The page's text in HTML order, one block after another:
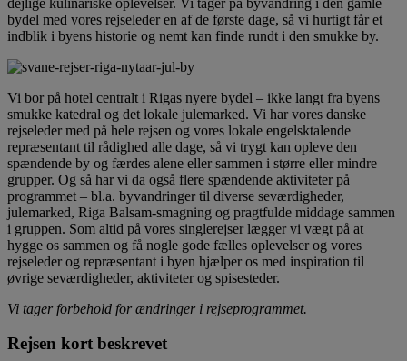
bydel med vores rejseleder en af de første dage, så vi hurtigt får et
indblik i byens historie og nemt kan finde rundt i den smukke by.
Vi bor på hotel centralt i Rigas nyere bydel – ikke langt fra byens
smukke katedral og det lokale julemarked. Vi har vores danske
rejseleder med på hele rejsen og vores lokale engelsktalende
repræsentant til rådighed alle dage, så vi trygt kan opleve den
spændende by og færdes alene eller sammen i større eller mindre
grupper. Og så har vi da også flere spændende aktiviteter på
programmet – bl.a. byvandringer til diverse seværdigheder,
julemarked, Riga Balsam-smagning og pragtfulde middage sammen
i gruppen. Som altid på vores singlerejser lægger vi vægt på at
hygge os sammen og få nogle gode fælles oplevelser og vores
rejseleder og repræsentant i byen hjælper os med inspiration til
øvrige seværdigheder, aktiviteter og spisesteder.
Vi tager forbehold for ændringer i rejseprogrammet.
Rejsen kort beskrevet